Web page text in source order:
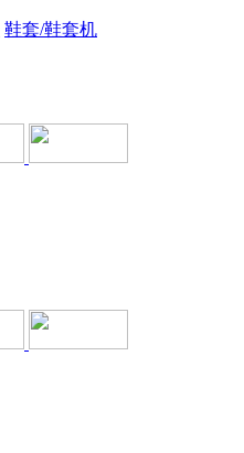
鞋套/鞋套机